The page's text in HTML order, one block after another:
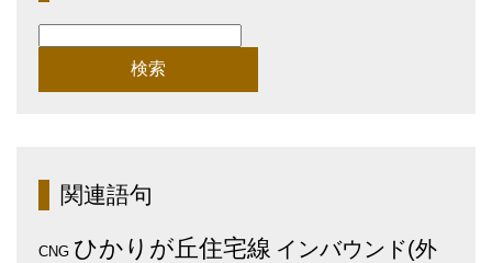
検
索:
関連語句
CNG ひかりが丘住宅線 インバウンド(外